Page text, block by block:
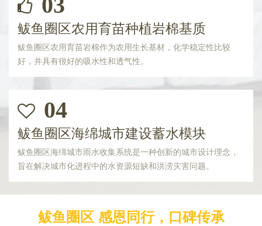
鲅鱼圈区农用育苗种植岩棉基质
鲅鱼圈区农用育苗岩棉作为农用生长基材，化学稳定性比较
好，并具有很好的吸水性和透气性。
04
鲅鱼圈区海绵城市建设蓄水模块
鲅鱼圈区海绵城市雨水收集系统是一种创新的城市设计理念，
旨在解决城市化进程中的水资源短缺和洪涝灾害问题。
鲅鱼圈区 感恩同行，口碑传承